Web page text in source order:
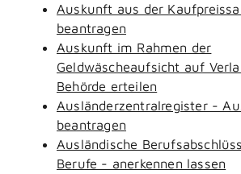
Auskunft aus der
beantragen
Auskunft im Rahmen der
Geldwäscheaufsicht auf
Behörde erteilen
Ausländerzentralregister -
beantragen
Ausländische
Berufe - anerkennen lassen